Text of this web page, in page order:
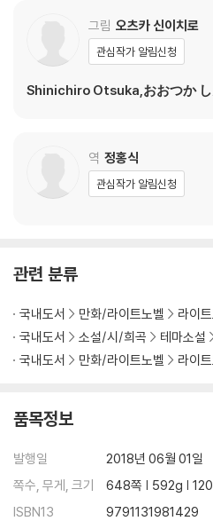
그림 오츠카 신이치로
관심작가 알림신청
Shinichiro Otsuka,おおつか
역 정홍식
관심작가 알림신청
관련 분류
국내도서 만화/라이트노벨 라이
국내도서
소설/시/희곡 테마소설
국내도서
만화/라이트노벨 라이
품목정보
발행일
2018년 06월 01일
쪽수, 무게, 크기
648쪽 | 592g |
ISBN13
9791131981429